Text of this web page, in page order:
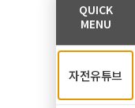
QUICK
MENU
자전유튜브